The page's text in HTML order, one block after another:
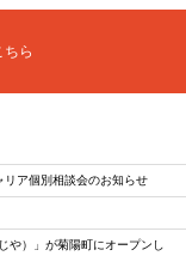
ら
リア個別相談会のお知らせ
や）」が菊陽町にオープンし